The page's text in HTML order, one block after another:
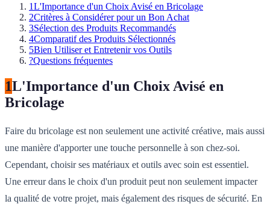
1L'Importance d'un Choix Avisé en Bricolage
2Critères à Considérer pour un Bon Achat
3Sélection des Produits Recommandés
4Comparatif des Produits Sélectionnés
5Bien Utiliser et Entretenir vos Outils
?Questions fréquentes
1L'Importance d'un Choix Avisé en
Bricolage
Faire du bricolage est non seulement une activité créative, mais aussi
une manière d'apporter une touche personnelle à son chez-soi.
Cependant, choisir ses matériaux et outils avec soin est essentiel.
Une erreur dans le choix d'un produit peut non seulement impacter
la qualité de votre projet, mais également des risques de sécurité. En